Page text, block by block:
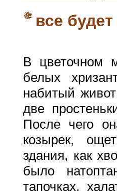
все будет
В цветочном
белых
набитый
две
После чего
козырек,
здания, как
было
тапочках,